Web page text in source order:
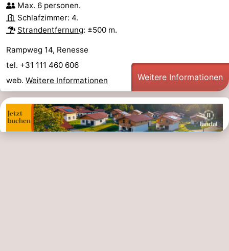
Max. 6 personen.
Schlafzimmer: 4.
Strandentfernung: ±500 m.
Rampweg 14, Renesse
tel. +31 111 460 606
web. Weitere Informationen Weitere Informationen